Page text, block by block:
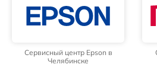
Сервисный центр Epson в
Челябинске